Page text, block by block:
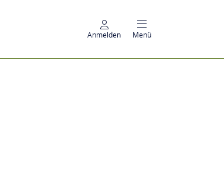
Anmelden Menü